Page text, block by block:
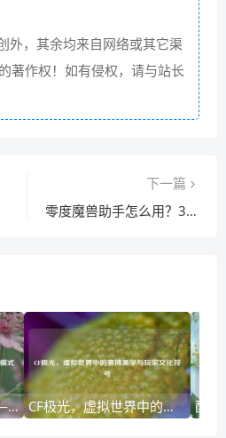
外，其余均来自网络或其它渠
著作权！如有侵权，请与站长
下一篇
零度魔兽助手怎么用？3分钟学会这些功能！
突破次元壁的战术革新—穿越火线新挑战模式深度解析 CF极光，虚拟世界中的赛博美学与玩家文化符号